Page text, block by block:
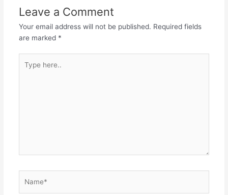
Leave a Comment
Your email address will not be published. Required fields
are marked *
here..